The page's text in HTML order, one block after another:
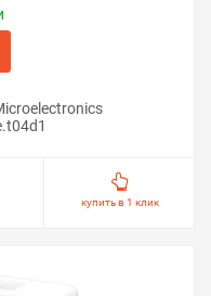
купить в 1 клик